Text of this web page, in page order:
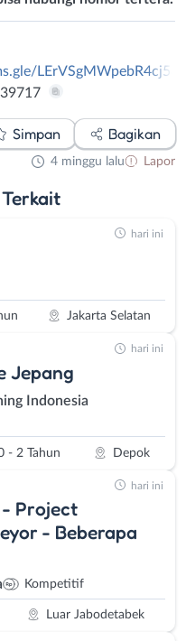
LErVSgMWpebR4cj58
Simpan Bagikan
4 minggu lalu Lapor
Terkait
Jakarta Selatan
hari ini
Jepang
Indonesia
- 2 Tahun Depok
hari ini
Project
- Beberapa
Kompetitif
Luar Jabodetabek
hari ini